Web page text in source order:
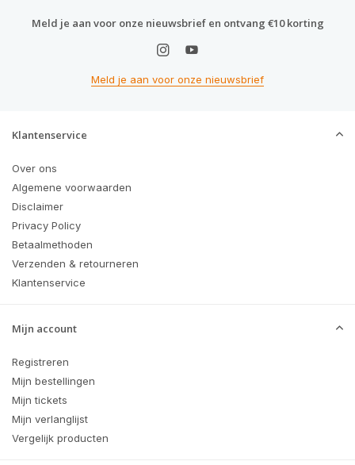
Meld je aan voor onze nieuwsbrief en ontvang €10 korting
Meld je aan voor onze nieuwsbrief
Klantenservice
Over ons
Algemene voorwaarden
Disclaimer
Privacy Policy
Betaalmethoden
Verzenden & retourneren
Klantenservice
Mijn account
Registreren
Mijn bestellingen
Mijn tickets
Mijn verlanglijst
Vergelijk producten